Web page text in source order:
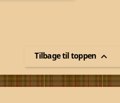
Tilbage til toppen 